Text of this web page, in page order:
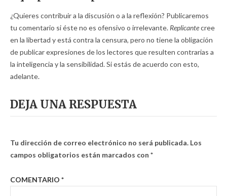
¿Quieres contribuir a la discusión o a la reflexión? Publicaremos
tu comentario si éste no es ofensivo o irrelevante. Replicantecree
en la libertad y está contra la censura, pero no tiene la obligación
de publicar expresiones de los lectores que resulten contrarias a
la inteligencia y la sensibilidad. Si estás de acuerdo con esto,
adelante.
DEJA UNA RESPUESTA
Tu dirección de correo electrónico no será publicada. Los
campos obligatorios están marcados con *
COMENTARIO *